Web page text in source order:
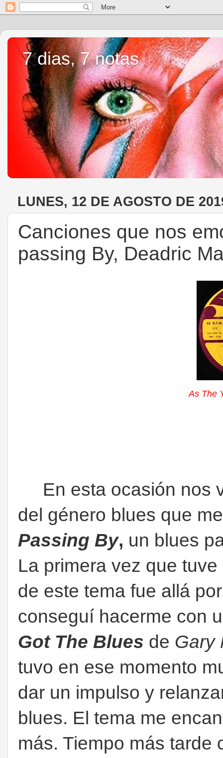
7 dias, 7 notas
LUNES, 12 DE AGOSTO DE
Canciones que nos
passing By, Deadric
As The
En esta ocasión nos
del género blues que
Passing By, un blues
La primera vez que
de este tema fue allá
conseguí hacerme con
Got The Blues de Gary
tuvo en ese momento
dar un impulso y
blues. El tema me
más. Tiempo más tarde